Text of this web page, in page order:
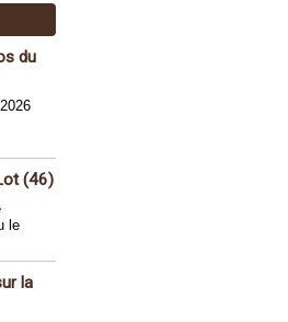
du
(46)
le
la